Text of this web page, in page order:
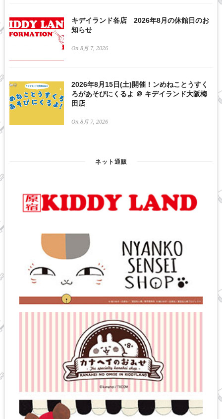
キデイランド各店 2026年8月の休館日のお
知らせ
On 8月 7, 2026
2026年8月15日(土)開催！ンめねことうすく
ろがあそびにくるよ ＠ キデイランド大阪梅
田店
On 8月 7, 2026
ネット通販